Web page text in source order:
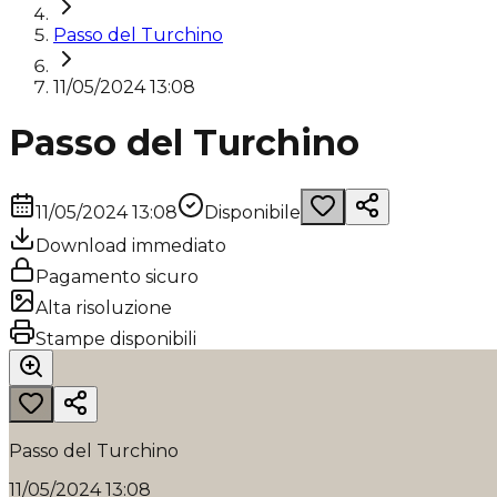
Passo del Turchino
11/05/2024 13:08
Passo del Turchino
11/05/2024 13:08
Disponibile
Download immediato
Pagamento sicuro
Alta risoluzione
Stampe disponibili
Passo del Turchino
11/05/2024 13:08